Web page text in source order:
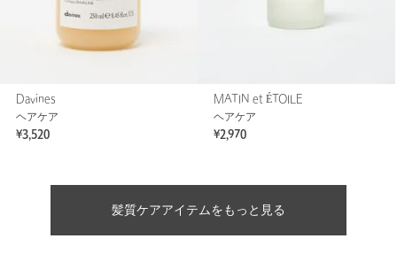
Davines
ヘアケア
¥3,520
MATIN et ÉTOILE
ヘアケア
¥2,970
髪質ケアアイテムをもっと見る